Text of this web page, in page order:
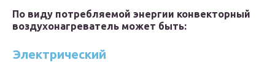
По виду потребляемой энергии конвекторный
воздухонагреватель может быть:
Электрический